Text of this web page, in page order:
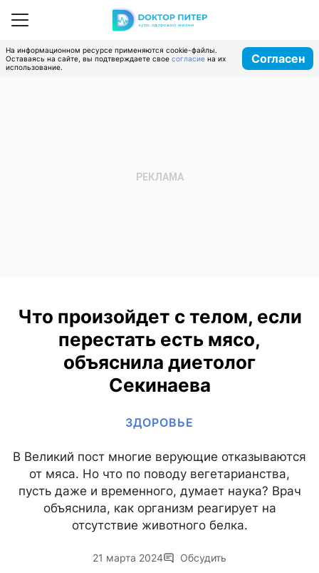
На информационном ресурсе применяются cookie-файлы.
Оставаясь на сайте, вы подтверждаете свое согласие на их
использование.
Согласен
Что произойдет с телом, если
перестать есть мясо,
объяснила диетолог
Секинаева
ЗДОРОВЬЕ
В Великий пост многие верующие отказываются
от мяса. Но что по поводу вегетарианства,
пусть даже и временного, думает наука? Врач
объяснила, как организм реагирует на
отсутствие животного белка.
21 марта 2024 Обсудить